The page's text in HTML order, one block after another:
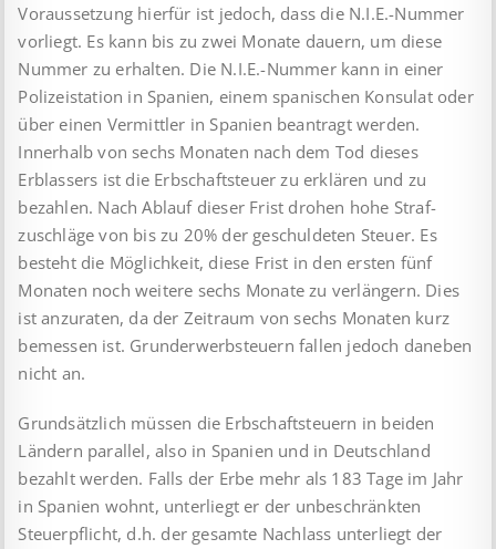
Voraussetzung hierfür ist jedoch, dass die N.I.E.-Nummer
vorliegt. Es kann bis zu zwei Monate dauern, um diese
Nummer zu erhalten. Die N.I.E.-Nummer kann in einer
Polizeistation in Spanien, einem spanischen Konsulat oder
über einen Vermittler in Spanien beantragt werden.
Innerhalb von sechs Monaten nach dem Tod dieses
Erblassers ist die Erbschaftsteuer zu erklären und zu
bezahlen. Nach Ablauf dieser Frist drohen hohe Straf­
zuschläge von bis zu 20% der geschuldeten Steuer. Es
besteht die Möglichkeit, diese Frist in den ersten fünf
Monaten noch weitere sechs Monate zu verlängern. Dies
ist anzuraten, da der Zeitraum von sechs Monaten kurz
bemessen ist. Grunderwerbsteuern fallen jedoch daneben
nicht an.
Grundsätzlich müssen die Erbschaftsteuern in beiden
Ländern parallel, also in Spanien und in Deutschland
bezahlt werden. Falls der Erbe mehr als 183 Tage im Jahr
in Spanien wohnt, unterliegt er der unbeschränkten
Steuerpflicht, d.h. der gesamte Nachlass unterliegt der